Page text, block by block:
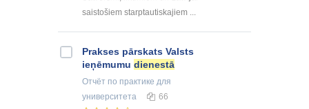
saistošiem starptautiskajiem ...
Prakses pārskats Valsts
ieņēmumu dienestā
Отчёт по практике для
университета
66